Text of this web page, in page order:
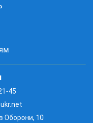
45
Оборони, 10